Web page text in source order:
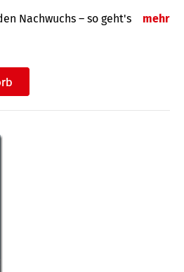
Nachwuchs – so geht's mehr